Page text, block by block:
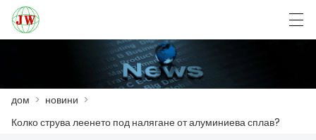
Български Deutsch
дом > новини >
Колко струва леенето под налягане от алуминиева сплав?